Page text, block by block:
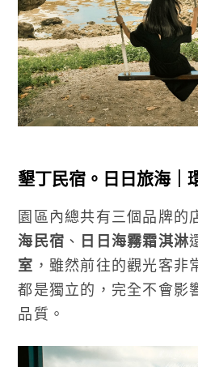
墾丁民宿。日日旅海｜
園區內總共有三個品牌的
海民宿 、 日日海霧霜淇淋
室 ，雖然前往的觀光客非
都是獨立的，完全不會影
品質。